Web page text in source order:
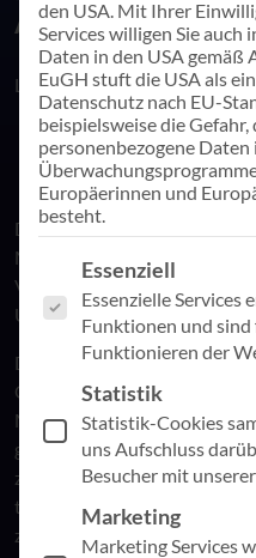
Ausgründung
Link teilen
Die IT-Ausgründung der
Mutterkonzern war ein
Vorhaben. Zu Beginn des
Unternehmen vor einer
Die Aufgabe bestand nicht
Grund auf zu trennen,
Migration und eine effektive
gewährleisten. Dabei galt es,
zwischen verschiedenen
technische Anforderungen
zu berücksichtigen.
den USA. Mit Ihrer
Services willigen Sie
Daten in den USA gemäß
EuGH stuft die USA als
Datenschutz nach EU-
beispielsweise die Gefahr,
personenbezogene Daten
Europäerinnen und
besteht.
Es folgt eine Liste der
Essenziell
Essenzielle Services
Funktionen und
Funktionieren der
Statistik
Statistik-Cookies
uns Aufschluss
Besucher mit
Marketing
Marketing Services